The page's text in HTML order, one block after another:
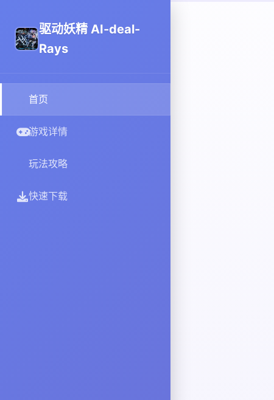
驱动妖精 AI-deal-
Rays
首页
游戏详情
玩法攻略
快速下载